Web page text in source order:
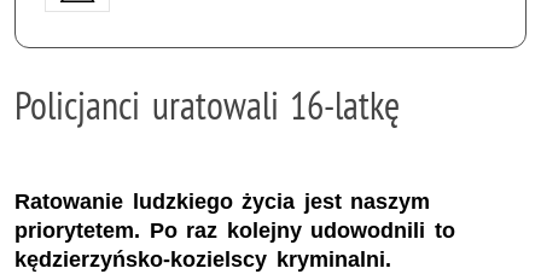
Policjanci uratowali 16-latkę
Ratowanie ludzkiego życia jest naszym
priorytetem. Po raz kolejny udowodnili to
kędzierzyńsko-kozielscy kryminalni.